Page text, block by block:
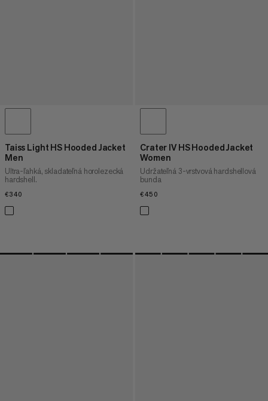
Taiss Light HS Hooded Jacket
Men
Ultra-ľahká, skladateľná horolezecká
hardshell.
€340
Crater IV HS Hooded Jacket
Women
Udržateľná 3-vrstvová hardshellová
bunda
€450